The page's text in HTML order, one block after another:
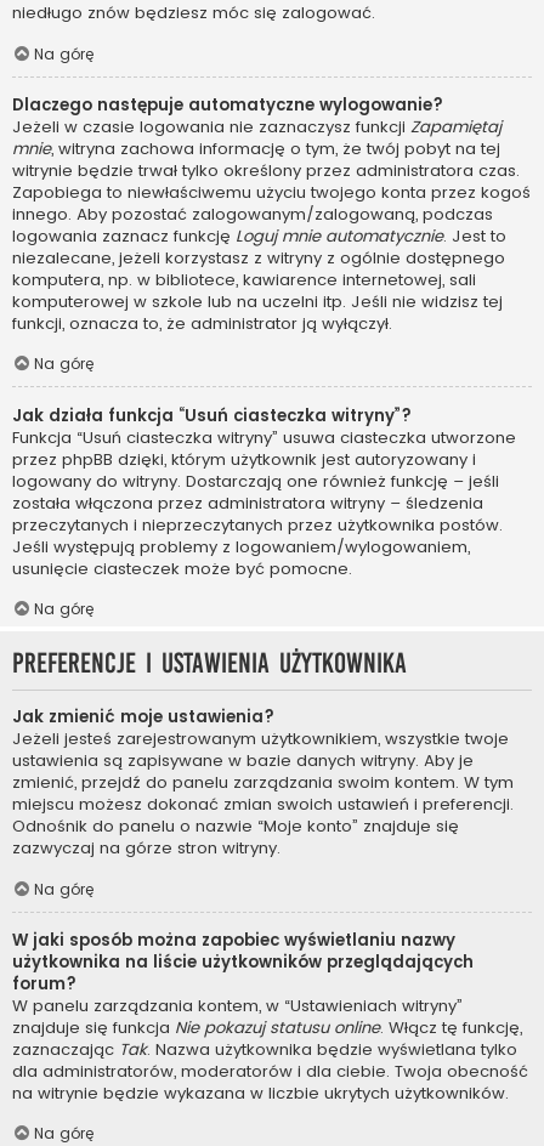
niedługo znów będziesz móc się zalogować.
Na górę
Dlaczego następuje automatyczne wylogowanie?
Jeżeli w czasie logowania nie zaznaczysz funkcji Zapamiętaj
mnie, witryna zachowa informację o tym, że twój pobyt na tej
witrynie będzie trwał tylko określony przez administratora czas.
Zapobiega to niewłaściwemu użyciu twojego konta przez kogoś
innego. Aby pozostać zalogowanym/zalogowaną, podczas
logowania zaznacz funkcję Loguj mnie automatycznie. Jest to
niezalecane, jeżeli korzystasz z witryny z ogólnie dostępnego
komputera, np. w bibliotece, kawiarence internetowej, sali
komputerowej w szkole lub na uczelni itp. Jeśli nie widzisz tej
funkcji, oznacza to, że administrator ją wyłączył.
Na górę
Jak działa funkcja “Usuń ciasteczka witryny”?
Funkcja “Usuń ciasteczka witryny” usuwa ciasteczka utworzone
przez phpBB dzięki, którym użytkownik jest autoryzowany i
logowany do witryny. Dostarczają one również funkcję – jeśli
została włączona przez administratora witryny – śledzenia
przeczytanych i nieprzeczytanych przez użytkownika postów.
Jeśli występują problemy z logowaniem/wylogowaniem,
usunięcie ciasteczek może być pomocne.
Na górę
Preferencje i ustawienia użytkownika
Jak zmienić moje ustawienia?
Jeżeli jesteś zarejestrowanym użytkownikiem, wszystkie twoje
ustawienia są zapisywane w bazie danych witryny. Aby je
zmienić, przejdź do panelu zarządzania swoim kontem. W tym
miejscu możesz dokonać zmian swoich ustawień i preferencji.
Odnośnik do panelu o nazwie “Moje konto” znajduje się
zazwyczaj na górze stron witryny.
Na górę
W jaki sposób można zapobiec wyświetlaniu nazwy
użytkownika na liście użytkowników przeglądających
forum?
W panelu zarządzania kontem, w “Ustawieniach witryny”
znajduje się funkcja Nie pokazuj statusu online. Włącz tę funkcję,
zaznaczając Tak. Nazwa użytkownika będzie wyświetlana tylko
dla administratorów, moderatorów i dla ciebie. Twoja obecność
na witrynie będzie wykazana w liczbie ukrytych użytkowników.
Na górę